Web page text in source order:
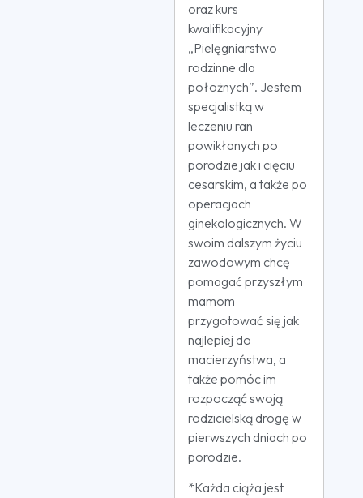
oraz kurs
kwalifikacyjny
„Pielęgniarstwo
rodzinne dla
położnych”. Jestem
specjalistką w
leczeniu ran
powikłanych po
porodzie jak i cięciu
cesarskim, a także po
operacjach
ginekologicznych. W
swoim dalszym życiu
zawodowym chcę
pomagać przyszłym
mamom
przygotować się jak
najlepiej do
macierzyństwa, a
także pomóc im
rozpocząć swoją
rodzicielską drogę w
pierwszych dniach po
porodzie.
*Każda ciąża jest